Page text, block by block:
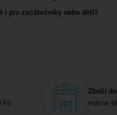
i pro začátečníky nebo děti?
Kč
Zboží
máme